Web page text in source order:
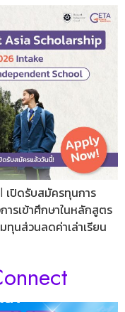
เปิดรับสมัครทุนการ
รเข้าศึกษาในหลักสูตร
ทุนส่วนลดค่าเล่าเรียน